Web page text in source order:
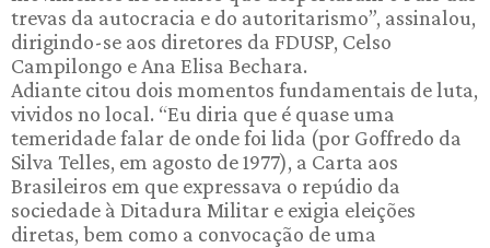
trevas da autocracia e do autoritarismo”, assinalou,
dirigindo-se aos diretores da FDUSP, Celso
Campilongo e Ana Elisa Bechara.
Adiante citou dois momentos fundamentais de luta,
vividos no local. “Eu diria que é quase uma
temeridade falar de onde foi lida (por Goffredo da
Silva Telles, em agosto de 1977), a Carta aos
Brasileiros em que expressava o repúdio da
sociedade à Ditadura Militar e exigia eleições
diretas, bem como a convocação de uma